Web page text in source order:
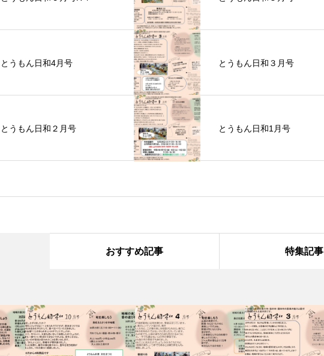
とうもん日和4月号 とうもん日和３月号
とうもん日和２月号 とうもん日和1月号
おすすめ記事 特集記事